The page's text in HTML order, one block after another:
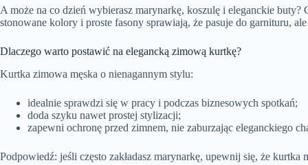
A może na co dzień wybierasz marynarkę, koszulę i eleganckie
stonowane kolory i proste fasony sprawiają, że pasuje do garnituru,
Dlaczego warto postawić na elegancką zimową kurtkę?
Kurtka zimowa męska o nienagannym stylu:
idealnie sprawdzi się w pracy i podczas biznesowych spotkań;
doda szyku nawet prostej stylizacji;
zapewni ochronę przed zimnem, nie zaburzając eleganckiego
Podpowiedź: jeśli często zakładasz marynarkę, upewnij się, że